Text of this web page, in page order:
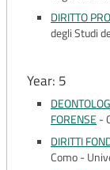
DIRITTO
degli Studi
Year: 5
FORENSE -
DIRITTI
Como -